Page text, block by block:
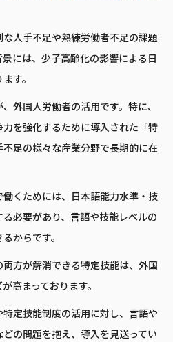
人手不足や熟練労働者不足の課題
には、少子高齢化の影響による日
す。
外国人労働者の活用です。特に、
を強化するために導入された「特
足の様々な産業分野で長期的に在
くためには、日本語能力水準・技
必要があり、言語や技能レベルの
からです。
方が解消できる特定技能は、外国
高まっております。
定技能制度の活用に対し、言語や
の問題を抱え、導入を見送ってい